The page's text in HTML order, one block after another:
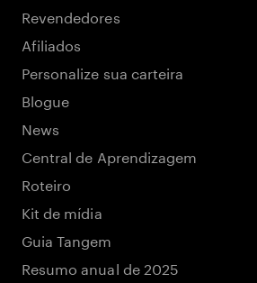
Revendedores
Afiliados
Personalize sua carteira
Blogue
News
Central de Aprendizagem
Roteiro
Kit de mídia
Guia Tangem
Resumo anual de 2025